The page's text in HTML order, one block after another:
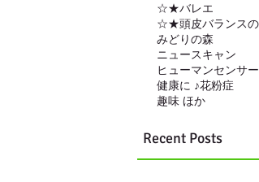
☆★バレエ
みどりの森
ニュースキャン
ヒューマンセンサー
健康に ♪花粉症
趣味 ほか
Recent Posts